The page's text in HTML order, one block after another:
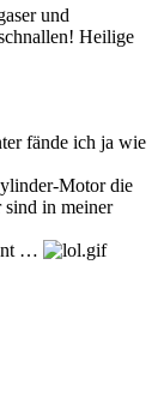
und
Heilige
fände ich ja wie
Motor die
sind in meiner
…